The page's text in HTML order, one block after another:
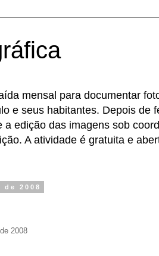
mensal para documentar
e seus habitantes. Depois de
edição das imagens sob
A atividade é gratuita e
2008
2008